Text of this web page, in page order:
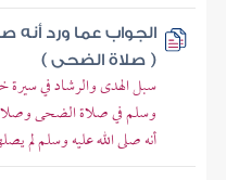
الجواب عما ورد
( صلاة الضحى )
سبل الهدى والرشاد في سيرة
وسلم في صلاة الضحى وصلاة
أنه صلى الله عليه وسلم لم